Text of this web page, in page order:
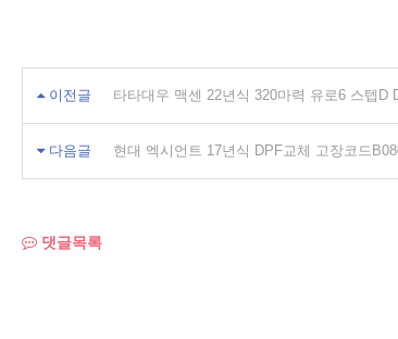
이전글 타타대우 맥센 22년식 320마력 유로6 스텝D
다음글 현대 엑시언트 17년식 DPF교체 고장코드
댓글목록